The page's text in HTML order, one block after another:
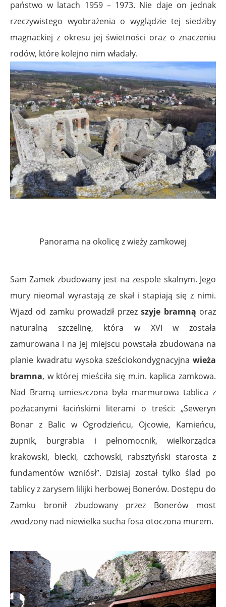
państwo w latach 1959 – 1973. Nie daje on jednak
rzeczywistego wyobrażenia o wyglądzie tej siedziby
magnackiej z okresu jej świetności oraz o znaczeniu
rodów, które kolejno nim władały.
Panorama na okolicę z wieży zamkowej
Sam Zamek zbudowany jest na zespole skalnym. Jego
mury nieomal wyrastają ze skał i stapiają się z nimi.
Wjazd od zamku prowadził przezszyje bramną oraz
naturalną szczelinę, która w XVI w została
zamurowana i na jej miejscu powstała zbudowana na
planie kwadratu wysoka sześciokondygnacyjna wieża
bramna, w której mieściła się m.in. kaplica zamkowa.
Nad Bramą umieszczona była marmurowa tablica z
pozłacanymi łacińskimi literami o treści: „Seweryn
Bonar z Balic w Ogrodzieńcu, Ojcowie, Kamieńcu,
żupnik, burgrabia i pełnomocnik, wielkorządca
krakowski, biecki, czchowski, rabsztyński starosta z
fundamentów wzniósł”. Dzisiaj został tylko ślad po
tablicy z zarysem lilijki herbowej Bonerów. Dostępu do
Zamku bronił zbudowany przez Bonerów most
zwodzony nad niewielka sucha fosa otoczona murem.